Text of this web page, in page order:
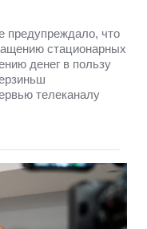
предупреждало, что
стационарных
денег в пользу
телеканалу